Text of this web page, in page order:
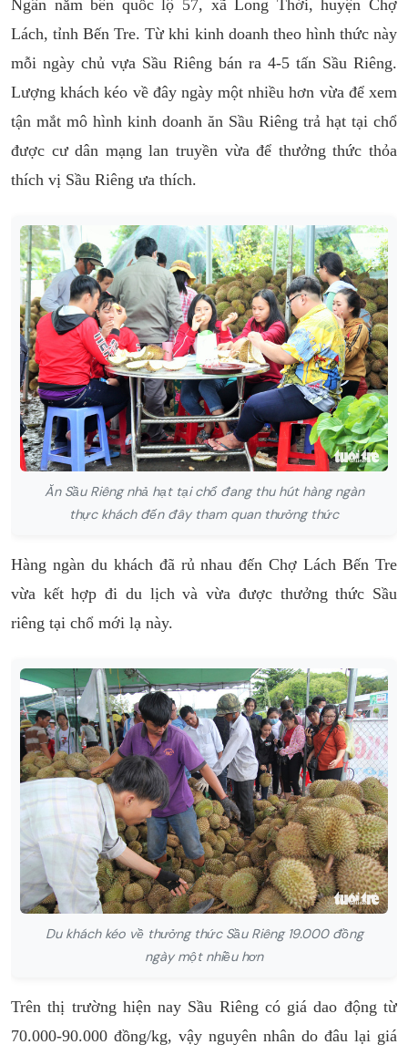
Ngân nằm bên quốc lộ 57, xã Long Thới, huyện Chợ
Lách, tỉnh Bến Tre. Từ khi kinh doanh theo hình thức này
mỗi ngày chủ vựa Sầu Riêng bán ra 4-5 tấn Sầu Riêng.
Lượng khách kéo về đây ngày một nhiều hơn vừa để xem
tận mắt mô hình kinh doanh ăn Sầu Riêng trả hạt tại chổ
được cư dân mạng lan truyền vừa để thưởng thức thỏa
thích vị Sầu Riêng ưa thích.
Ăn Sầu Riêng nhả hạt tại chổ đang thu hút hàng ngàn
thực khách đến đây tham quan thưởng thức
Hàng ngàn du khách đã rủ nhau đến Chợ Lách Bến Tre
vừa kết hợp đi du lịch và vừa được thưởng thức Sầu
riêng tại chổ mới lạ này.
Du khách kéo về thưởng thức Sầu Riêng 19.000 đồng
ngày một nhiều hơn
Trên thị trường hiện nay Sầu Riêng có giá dao động từ
70.000-90.000 đồng/kg, vậy nguyên nhân do đâu lại giá